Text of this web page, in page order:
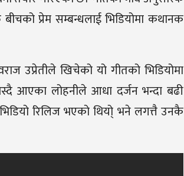
प्रेम सम्बन्धलाई भिडियोमा कथानक
उप्रेतीले खिचेको यो गीतको भिडियोमा
आएका लोहनीले आधा दर्जन भन्दा बढी
रिलिज भएको थियो् भने लगत्तै उनकै